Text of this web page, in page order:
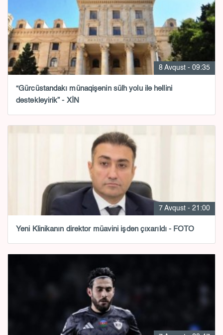
8 Avqust - 09:35
“Gürcüstandakı münaqişənin sülh yolu ilə həllini
dəstəkləyirik” - XİN
7 Avqust - 21:00
Yeni Klinikanın direktor müavini işdən çıxarıldı - FOTO